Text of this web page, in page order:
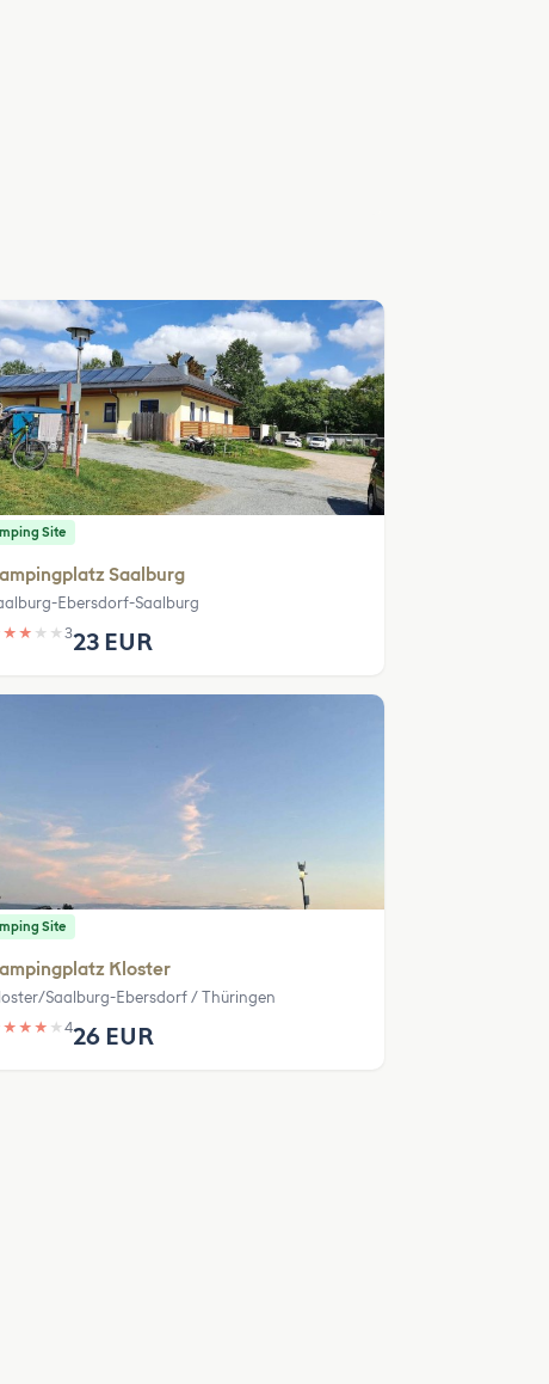
Site
Saalburg
Ebersdorf-Saalburg
★ ★ ★ ★ 323 EUR
Site
Kloster
Saalburg-Ebersdorf / Thüringen
★ ★ ★ ★ 426 EUR